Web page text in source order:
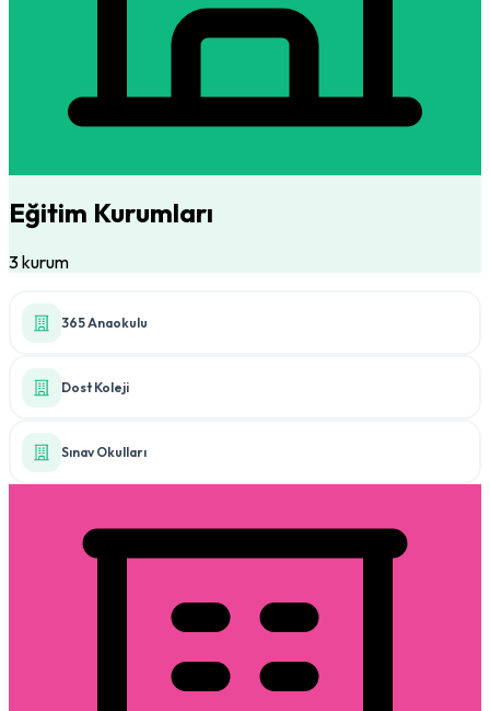
Eğitim Kurumları
3 kurum
365 Anaokulu
Dost Koleji
Sınav Okulları